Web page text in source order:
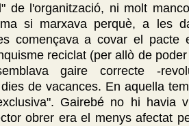
de l'organització, ni molt
si marxava perquè, a les
començava a covar el pacte
reciclat (per allò de
gaire correcte -
de vacances. En aquella
Gairebé no hi havia
obrer era el menys afectat